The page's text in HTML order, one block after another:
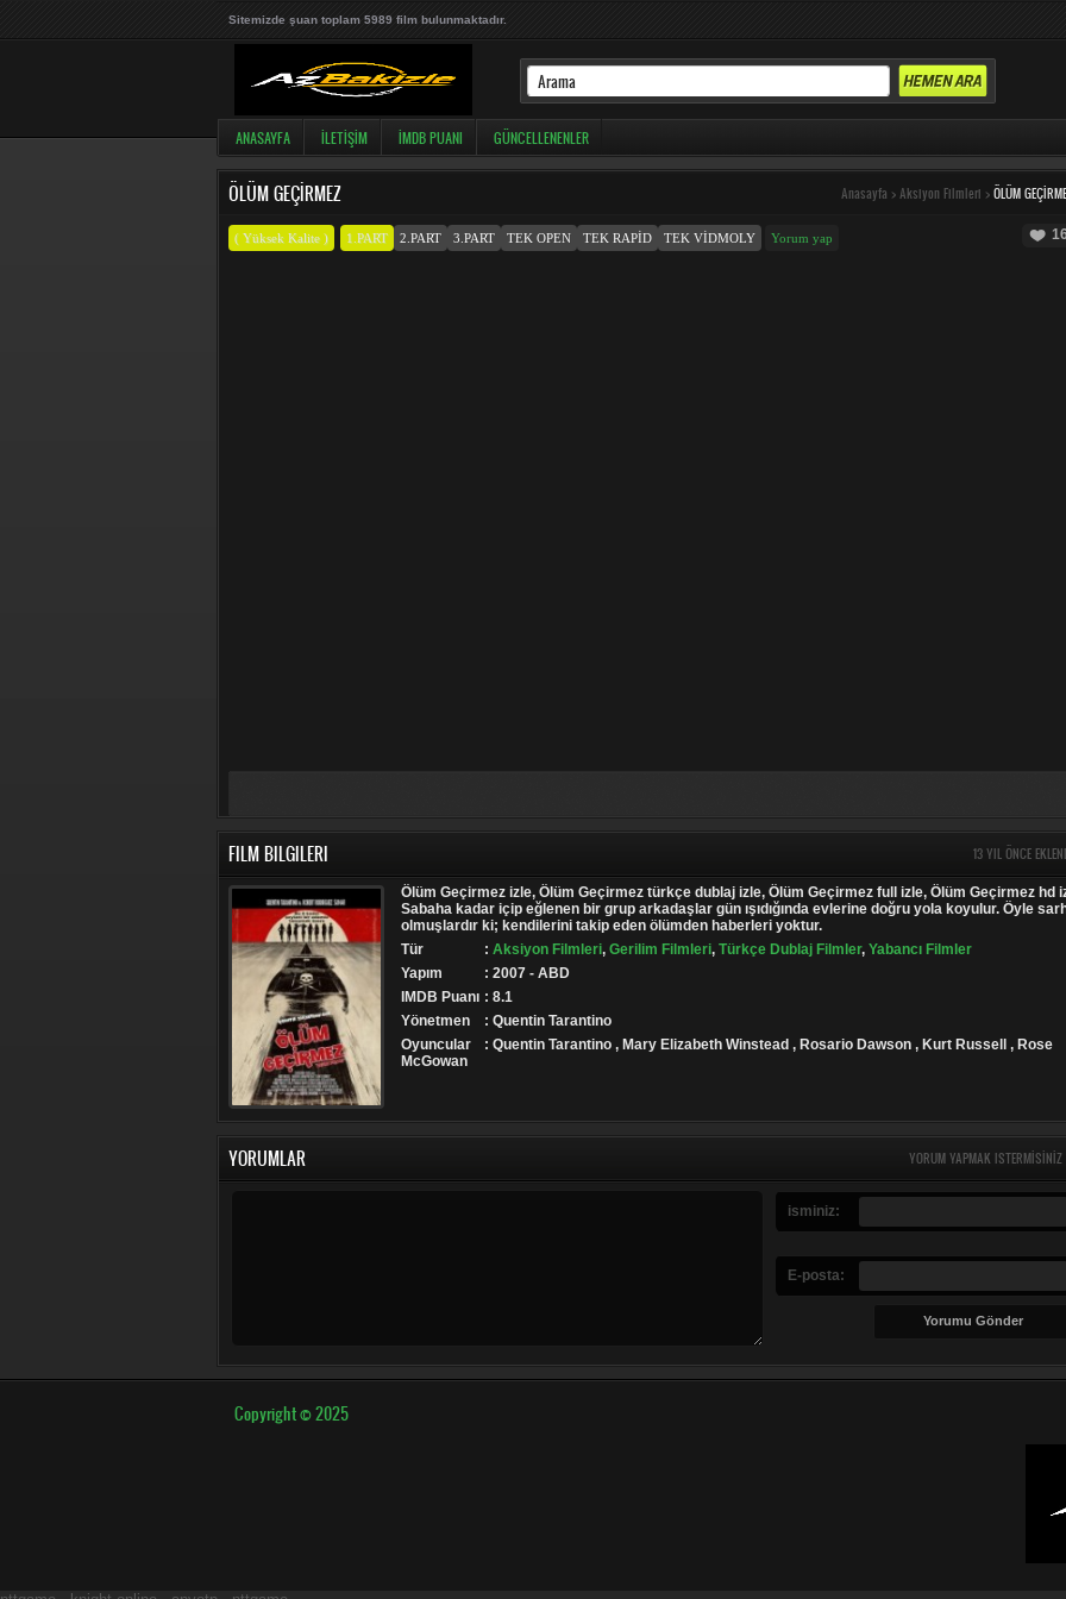
Sitemizde şuan toplam 5989 film bulunmaktadır.
ANASAYFA İLETIŞIM İMDB PUANI GÜNCELLENENLER
ÖLÜM GEÇIRMEZ Anasayfa > Aksiyon Filmleri > ÖLÜM
( Yüksek Kalite ) 1.PART 2.PART 3.PART TEK OPEN TEK RAPID TEK VIDMOLY Yorum yap
FILM BILGILERI 13 YIL ÖNCE
Ölüm Geçirmez izle, Ölüm Geçirmez türkçe dublaj izle, Ölüm Geçirmez full izle, Ölüm Geçirmez hd
Sabaha kadar içip eğlenen bir grup arkadaşlar gün ışıdığında evlerine doğru yola koyulur. Öyle
olmuşlardır ki; kendilerini takip eden ölümden haberleri yoktur.
Tür
: Aksiyon Filmleri, Gerilim Filmleri, Türkçe Dublaj Filmler, Yabancı Filmler
Yapım
: 2007 - ABD
IMDB Puanı : 8.1
Yönetmen
: Quentin Tarantino
Oyuncular
: Quentin Tarantino , Mary Elizabeth Winstead , Rosario Dawson , Kurt Russell , Rose
McGowan
YORUMLAR YORUM YAPMAK
isminiz:
E-posta:
Copyright © 2025